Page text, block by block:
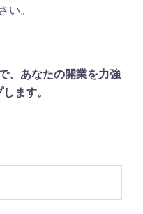
い。
、あなたの開業を力強
ます。